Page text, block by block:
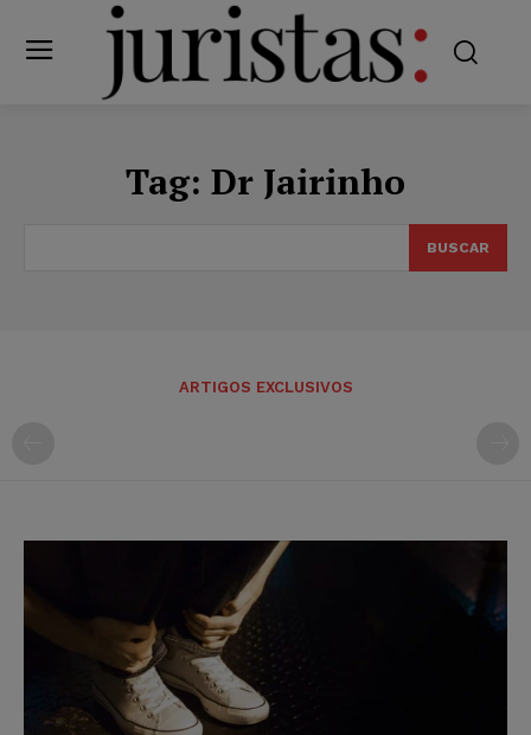
Tag: Dr Jairinho
BUSCAR
ARTIGOS EXCLUSIVOS